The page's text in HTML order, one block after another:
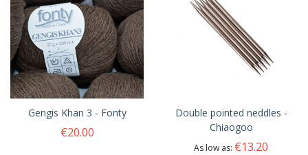
Gengis Khan 3 - Fonty
€20.00
Double pointed neddles -
Chiaogoo
As low as €13.20